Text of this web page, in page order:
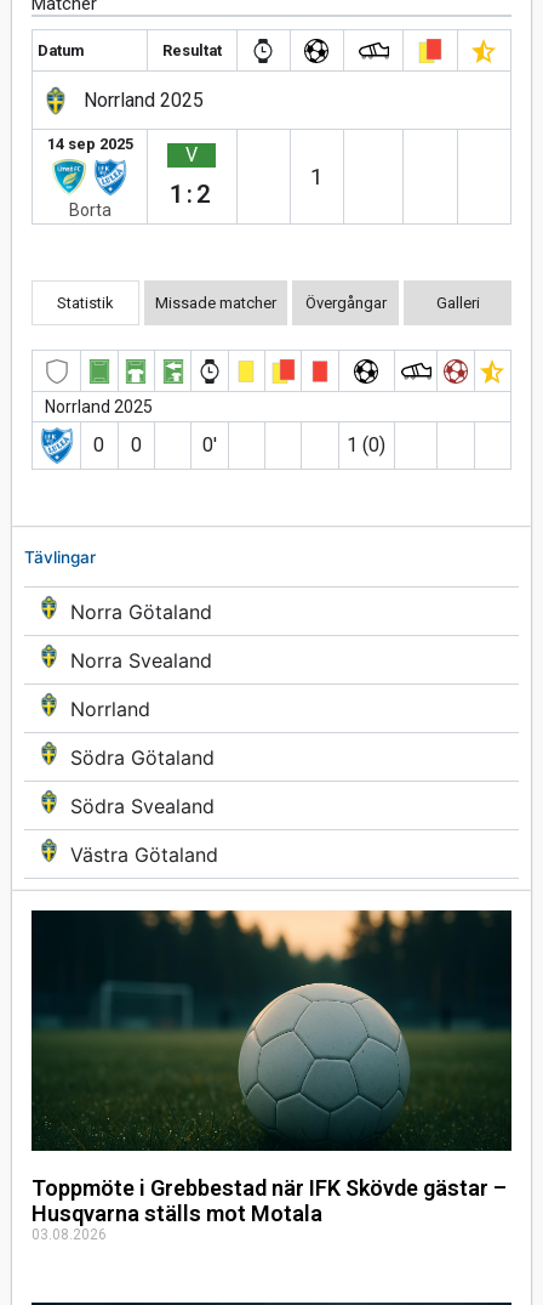
Tävlingar
Norra Götaland
Norra Svealand
Norrland
Södra Götaland
Södra Svealand
Västra Götaland
Toppmöte i Grebbestad när IFK Skövde gästar –
Husqvarna ställs mot Motala
03.08.2026
Datum Resultat
Norrland 2025
14 sep 2025
Borta
V
1:2
1
Statistik Missade matcher Övergångar Galleri
Norrland 2025
0 0 0′ 1 (0)